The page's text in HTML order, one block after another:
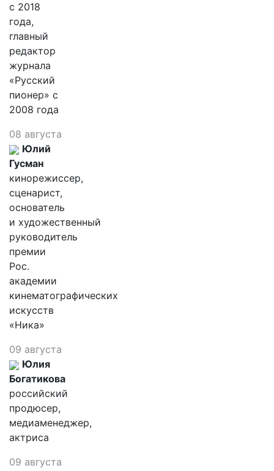
с 2018
года,
главный
редактор
журнала
«Русский
пионер» с
2008 года
08 августа
Юлий
Гусман
кинорежиссер,
сценарист,
основатель
и художественный
руководитель
премии
Рос.
академии
кинематографических
искусств
«Ника»
09 августа
Юлия
Богатикова
российский
продюсер,
медиаменеджер,
актриса
09 августа